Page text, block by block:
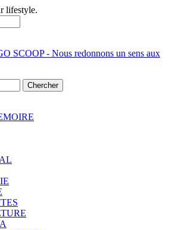
lifestyle.
SCOOP - Nous redonnons un sens aux